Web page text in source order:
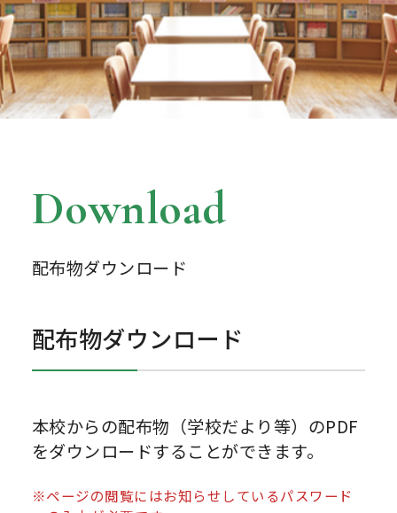
Download
配布物ダウンロード
配布物ダウンロード
本校からの配布物（学校だより等）のPDF
をダウンロードすることができます。
※ページの閲覧にはお知らせしているパスワード